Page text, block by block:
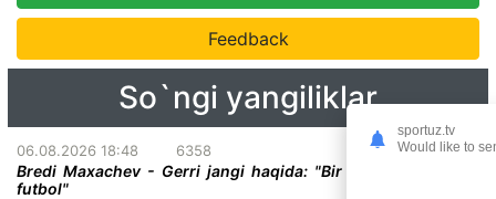
Feedback
So`ngi yangiliklar
06.08.2026 18:48 6358
Bredi Maxachev - Gerri jangi haqida: "Bir darvoza oldidagi
futbol"
sportuz.tv
Would like to